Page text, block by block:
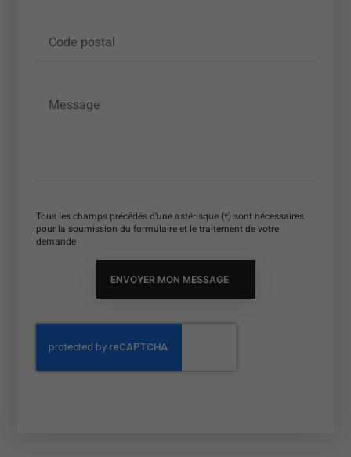
Code postal
Message
Tous les champs précédés d'une astérisque (*) sont nécessaires
pour la soumission du formulaire et le traitement de votre
demande
ENVOYER MON MESSAGE